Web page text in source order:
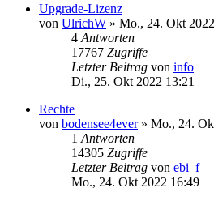
Upgrade-Lizenz
von UlrichW » Mo., 24. Okt
4 Antworten
17767 Zugriffe
Letzter Beitrag von info
Di., 25. Okt 2022 13:21
Rechte
von bodensee4ever» Mo., 24.
1 Antworten
14305 Zugriffe
Letzter Beitrag von ebi_f
Mo., 24. Okt 2022 16:49